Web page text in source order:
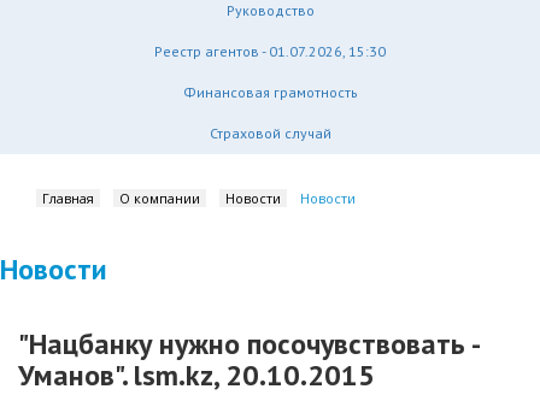
Руководство
Реестр агентов - 01.07.2026, 15:30
Финансовая грамотность
Страховой случай
Главная О компании Новости Новости
Новости
"Нацбанку нужно посочувствовать -
Уманов". lsm.kz, 20.10.2015